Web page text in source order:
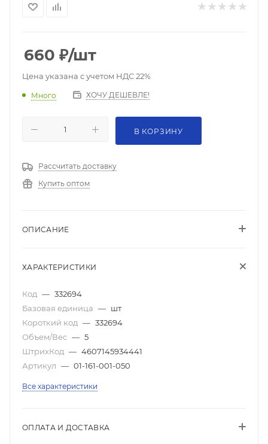
660 ₽/шт
Цена указана с учетом НДС 22%
Много ХОЧУ ДЕШЕВЛЕ!
В КОРЗИНУ
Рассчитать доставку
Купить оптом
ОПИСАНИЕ
ХАРАКТЕРИСТИКИ
Код — 332694
Базовая единица — шт
Короткий код — 332694
Объем/Вес — 5
ШтрихКод — 4607145934441
Артикул — 01-161-001-050
Все характеристики
ОПЛАТА И ДОСТАВКА